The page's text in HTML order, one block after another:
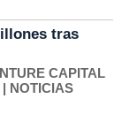
tras
CAPITAL
| NOTICIAS